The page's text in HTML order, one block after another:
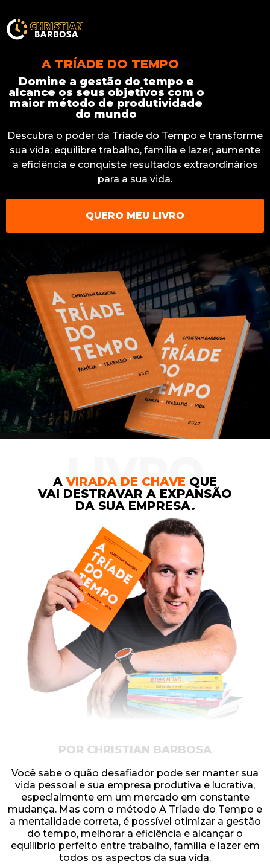
A TRÍADE DO TEMPO
Domine a gestão do tempo e
alcance os seus objetivos com o
maior método de produtividade
do mundo
Descubra o poder da Tríade do Tempo e transforme
sua vida: equilibre trabalho, família e lazer, aumente
a eficiência e conquiste resultados extraordinários
para a sua vida.
QUERO MEU LIVRO
LIVRO
AVIRADA DE CHAVE QUE
VAI DESTRAVAR A EXPANSÃO
DA SUA EMPRESA.
POR CHRISTIAN BARBOSA
Você sabe o quão desafiador pode ser manter sua
vida pessoal e sua empresa produtiva e lucrativa,
especialmente em um mercado em constante
mudança. Mas com o método A Tríade do Tempo e
a mentalidade correta, é possível otimizar a gestão
do tempo, melhorar a eficiência e alcançar o
equilíbrio perfeito entre trabalho, família e lazer em
todos os aspectos da sua vida.